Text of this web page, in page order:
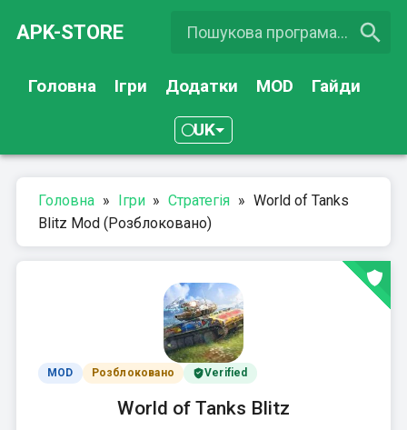
APK-STORE
Головна Ігри Додатки MOD Гайди
UK
Головна » Ігри » Стратегія » World of Tanks
Blitz Mod (Розблоковано)
MOD Розблоковано Verified
World of Tanks Blitz